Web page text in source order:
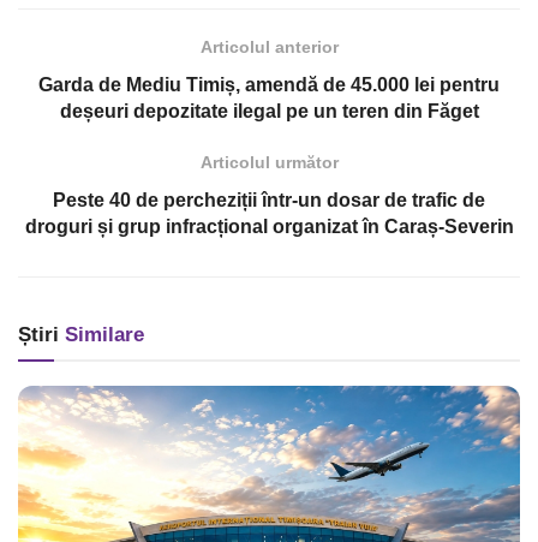
Articolul anterior
Garda de Mediu Timiș, amendă de 45.000 lei pentru
deșeuri depozitate ilegal pe un teren din Făget
Articolul următor
Peste 40 de percheziții într-un dosar de trafic de
droguri și grup infracțional organizat în Caraș-Severin
Știri Similare